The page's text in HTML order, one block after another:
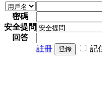
密碼
安全提問
回答
註冊
登錄 記